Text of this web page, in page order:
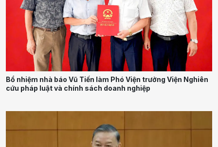
Bổ nhiệm nhà báo Vũ Tiến làm Phó Viện trưởng Viện Nghiên
cứu pháp luật và chính sách doanh nghiệp